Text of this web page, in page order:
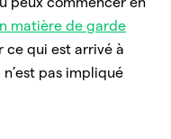
matière de garde
ce qui est arrivé à
pas impliqué